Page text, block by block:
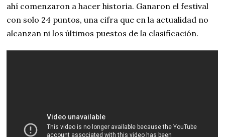
ahí comenzaron a hacer historia. Ganaron el festival
con solo 24 puntos, una cifra que en la actualidad no
alcanzan ni los últimos puestos de la clasificación.